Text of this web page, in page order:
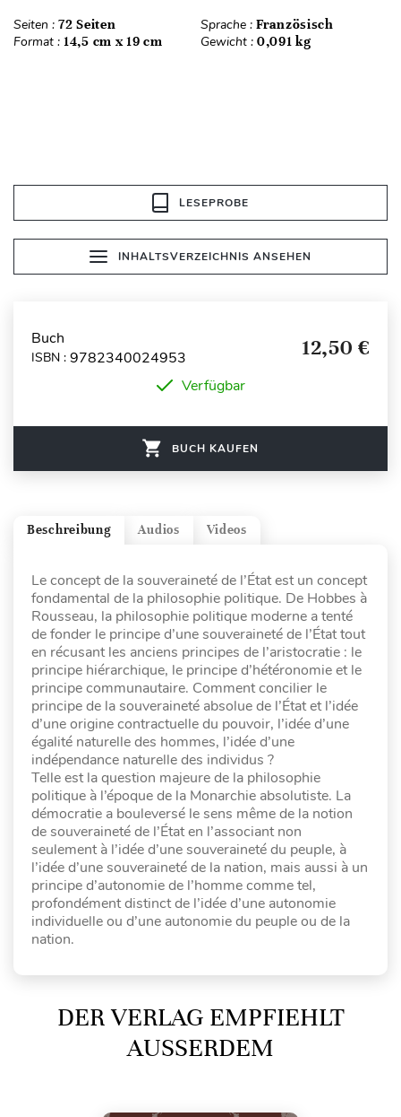
Seiten : 72 Seiten Sprache : Französisch
Format : 14,5 cm x 19 cm Gewicht : 0,091 kg
LESEPROBE
INHALTSVERZEICHNIS ANSEHEN
Buch
ISBN : 9782340024953 12,50 €
Verfügbar
BUCH KAUFEN
Videos
Audios
Beschreibung
Le concept de la souveraineté de l’État est un concept
fondamental de la philosophie politique. De Hobbes à
Rousseau, la philosophie politique moderne a tenté
de fonder le principe d’une souveraineté de l’État tout
en récusant les anciens principes de l’aristocratie : le
principe hiérarchique, le principe d’hétéronomie et le
principe communautaire. Comment concilier le
principe de la souveraineté absolue de l’État et l’idée
d’une origine contractuelle du pouvoir, l’idée d’une
égalité naturelle des hommes, l’idée d’une
indépendance naturelle des individus ?
Telle est la question majeure de la philosophie
politique à l’époque de la Monarchie absolutiste. La
démocratie a bouleversé le sens même de la notion
de souveraineté de l’État en l’associant non
seulement à l’idée d’une souveraineté du peuple, à
l’idée d’une souveraineté de la nation, mais aussi à un
principe d’autonomie de l’homme comme tel,
profondément distinct de l’idée d’une autonomie
individuelle ou d’une autonomie du peuple ou de la
nation.
DER VERLAG EMPFIEHLT
AUSSERDEM